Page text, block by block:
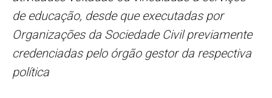
de educação, desde que executadas por
Organizações da Sociedade Civil previamente
credenciadas pelo órgão gestor da respectiva
política